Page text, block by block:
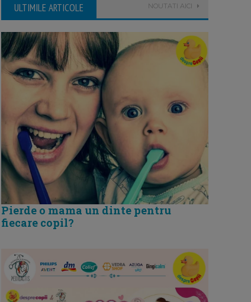
ULTIMILE ARTICOLE NOUTATI AICI
Pierde o mama un dinte pentru
fiecare copil?